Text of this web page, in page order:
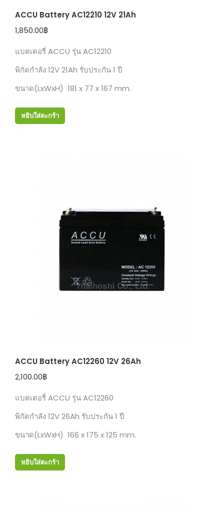
ACCU Battery AC12210 12V 21Ah
1,850.00฿
แบตเตอรี่ ACCU รุ่น AC12210
พิกัดกำลัง 12V 21Ah รับประกัน 1 ปี
ขนาด(LxWxH) 181 x 77 x 167 mm.
หยิบใส่ตะกร้า
ACCU Battery AC12260 12V 26Ah
2,100.00฿
แบตเตอรี่ ACCU รุ่น AC12260
พิกัดกำลัง 12V 26Ah รับประกัน 1 ปี
ขนาด(LxWxH) 166 x 175 x 125 mm.
หยิบใส่ตะกร้า